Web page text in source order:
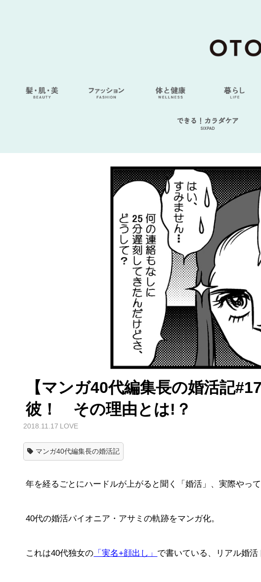
できる！カラダケア
SIXPAD
【マンガ40代編集長の婚活記
彼！ その理由とは!？
2018.11.17 LOVE
マンガ40代編集長の婚活記
年を経るごとにハードルが上がると聞く「婚活」、実際やっ
40代の婚活パイオニア・アサミの軌跡をマンガ化。
これは40代独女の 「実名+顔出し」 で書いている、リアル婚活